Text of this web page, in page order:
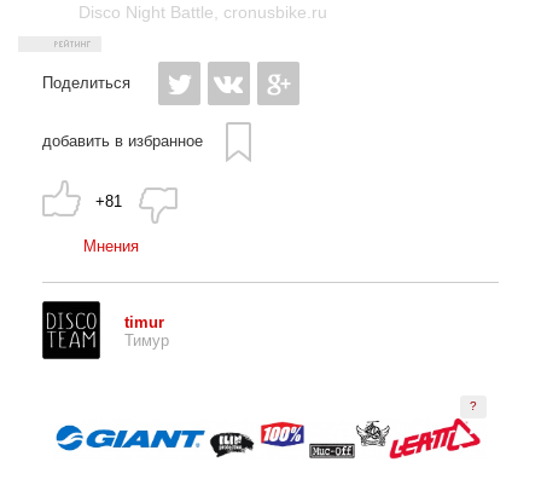
Disco Night Battle cronusbike.ru
Поделиться
добавить в избранное
+81
Мнения
timur
Тимур
?